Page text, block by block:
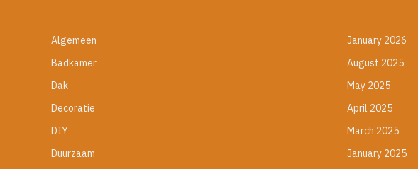
Algemeen
Badkamer
Dak
Decoratie
DIY
Duurzaam
January 2026
August 2025
May 2025
April 2025
March 2025
January 2025